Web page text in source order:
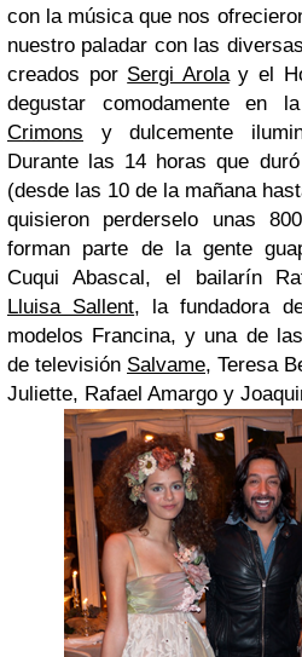
con la música que nos
nuestro paladar con las
creados por Sergi Arolay el
degustar comodamente en
Crimons y dulcemente
Durante las 14 horas que
(desde las 10 de la mañana
quisieron perderselo unas
forman parte de la gente
Cuqui Abascal, el bailarín
Lluisa Sallent, la fundadora
modelos Francina, y una de
de televisión Salvame, Teresa
Juliette, Rafael Amargo y